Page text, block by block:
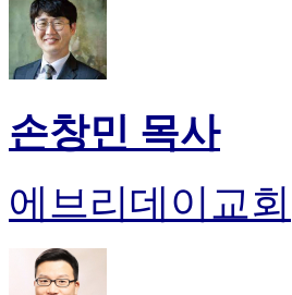
손창민 목사
에브리데이교회